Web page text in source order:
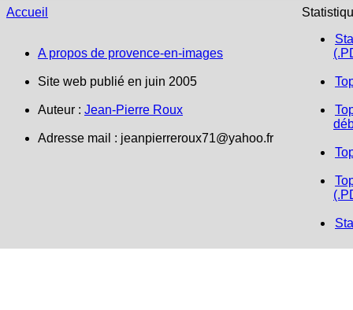
Accueil
A propos de provence-en-images
Site web publié en juin 2005
Auteur : Jean-Pierre Roux
Adresse mail : jeanpierreroux71@yahoo.fr